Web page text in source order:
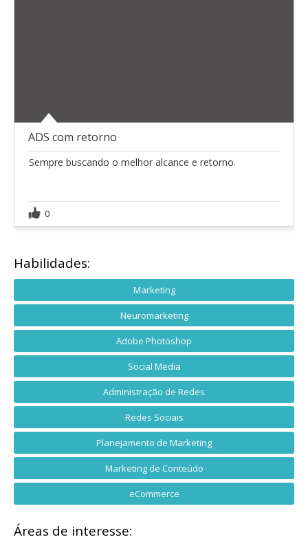
ADS com retorno
Sempre buscando o melhor alcance e retorno.
0
Habilidades:
Marketing
Neuromarketing
Adobe Photoshop
Social Media
Administração de Redes
Redes Sociais
Planejamento de Marketing
Marketing de Conteúdo
eCommerce
Áreas de interesse: